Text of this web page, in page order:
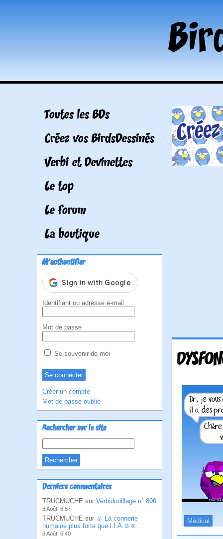
Toutes les BDs
Créez vos BirdsDessinés
Verbi et Devinettes
Le top
Le forum
La boutique
M'authentifier
Identifiant ou adresse e-mail
Mot de passe
Se souvenir de moi
Créer un compte
Mot de passe oublié
Rechercher sur le site
Derniers commentaires
TRUCMUCHE sur Verbidouillage n° 800
6 Août, 6:57
TRUCMUCHE sur ☺ La connerie
humaine plus forte que l.I.A ☺☺
6 Août, 6:40
Médical